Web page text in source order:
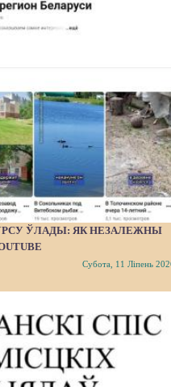
ЎЛАДЫ: ЯК НЕЗАЛЕЖНЫ
Субота, 11 Ліпень